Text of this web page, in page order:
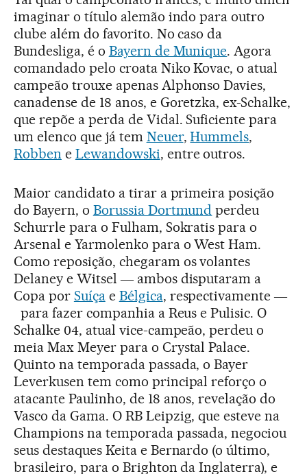
imaginar o título alemão indo para outro
clube além do favorito. No caso da
Bundesliga, é o Bayern de Munique. Agora
comandado pelo croata Niko Kovac, o atual
campeão trouxe apenas Alphonso Davies,
canadense de 18 anos, e Goretzka, ex-Schalke,
que repõe a perda de Vidal. Suficiente para
um elenco que já tem Neuer,Hummels,
Robben e Lewandowski, entre outros.
Maior candidato a tirar a primeira posição
do Bayern, o Borussia Dortmund perdeu
Schurrle para o Fulham, Sokratis para o
Arsenal e Yarmolenko para o West Ham.
Como reposição, chegaram os volantes
Delaney e Witsel ― ambos disputaram a
Copa por Suíçae Bélgica, respectivamente ―
para fazer companhia a Reus e Pulisic. O
Schalke 04, atual vice-campeão, perdeu o
meia Max Meyer para o Crystal Palace.
Quinto na temporada passada, o Bayer
Leverkusen tem como principal reforço o
atacante Paulinho, de 18 anos, revelação do
Vasco da Gama. O RB Leipzig, que esteve na
Champions na temporada passada, negociou
seus destaques Keita e Bernardo (o último,
brasileiro, para o Brighton da Inglaterra), e